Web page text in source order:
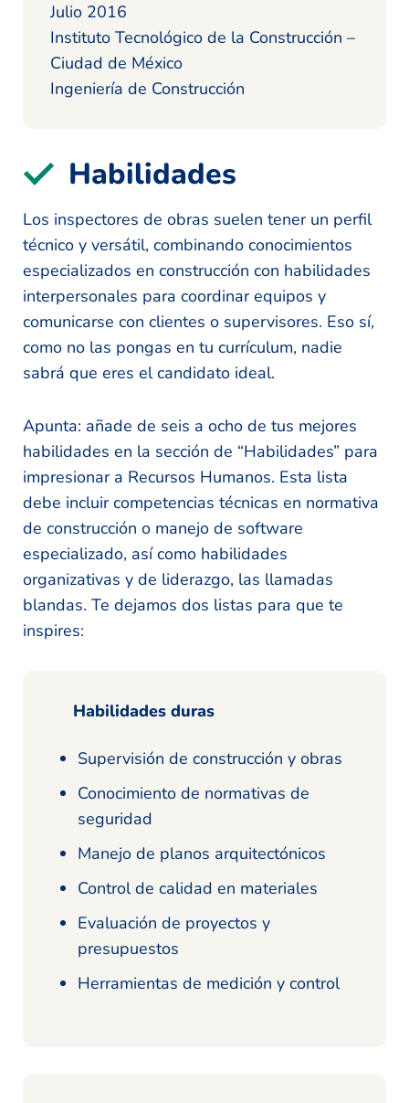
Julio 2016
Instituto Tecnológico de la Construcción –
Ciudad de México
Ingeniería de Construcción
Habilidades
Los inspectores de obras suelen tener un perfil
técnico y versátil, combinando conocimientos
especializados en construcción con habilidades
interpersonales para coordinar equipos y
comunicarse con clientes o supervisores. Eso sí,
como no las pongas en tu currículum, nadie
sabrá que eres el candidato ideal.
Apunta: añade de seis a ocho de tus mejores
habilidades en la sección de “Habilidades” para
impresionar a Recursos Humanos. Esta lista
debe incluir competencias técnicas en normativa
de construcción o manejo de software
especializado, así como habilidades
organizativas y de liderazgo, las llamadas
blandas. Te dejamos dos listas para que te
inspires:
Habilidades duras
Supervisión de construcción y obras
Conocimiento de normativas de
seguridad
Manejo de planos arquitectónicos
Control de calidad en materiales
Evaluación de proyectos y
presupuestos
Herramientas de medición y control